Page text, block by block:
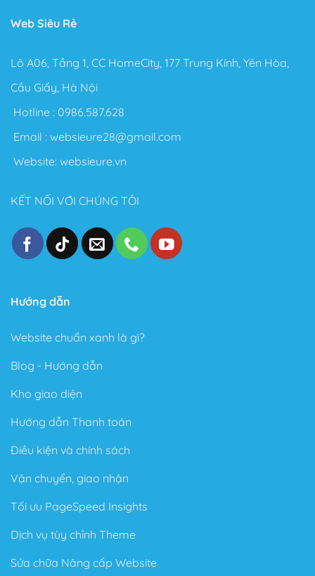
Web Siêu Rẻ
Lô A06, Tầng 1, CC HomeCity, 177 Trung Kính, Yên Hòa,
Cầu Giấy, Hà Nội
Hotline : 0986.587.628
Email : websieure28@gmail.com
Website: websieure.vn
KẾT NỐI VỚI CHÚNG TÔI
Hướng dẫn
Website chuẩn xanh là gì?
Blog - Hướng dẫn
Kho giao diện
Hướng dẫn Thanh toán
Điều kiện và chính sách
Vận chuyển, giao nhận
Tối ưu PageSpeed Insights
Dịch vụ tùy chỉnh Theme
Sửa chữa Nâng cấp Website